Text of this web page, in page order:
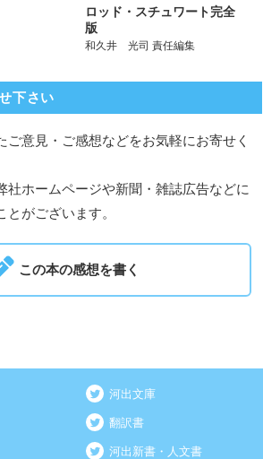
ロッド・スチュワート完全
版
和久井 光司 責任編集
下さい
ご意見・ご感想などをお気軽にお寄せく
社ホームページや新聞・雑誌広告などに
がございます。
この本の感想を書く
河出文庫
翻訳書
河出新書・人文書